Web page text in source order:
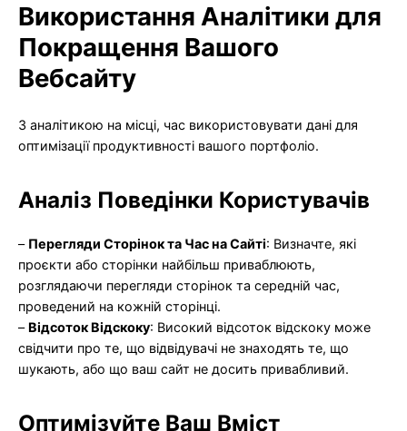
Використання Аналітики для
Покращення Вашого
Вебсайту
З аналітикою на місці, час використовувати дані для
оптимізації продуктивності вашого портфоліо.
Аналіз Поведінки Користувачів
– Перегляди Сторінок та Час на Сайті: Визначте, які
проєкти або сторінки найбільш приваблюють,
розглядаючи перегляди сторінок та середній час,
проведений на кожній сторінці.
– Відсоток Відскоку: Високий відсоток відскоку може
свідчити про те, що відвідувачі не знаходять те, що
шукають, або що ваш сайт не досить привабливий.
Оптимізуйте Ваш Вміст